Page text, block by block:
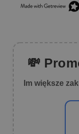
💸
Im większe